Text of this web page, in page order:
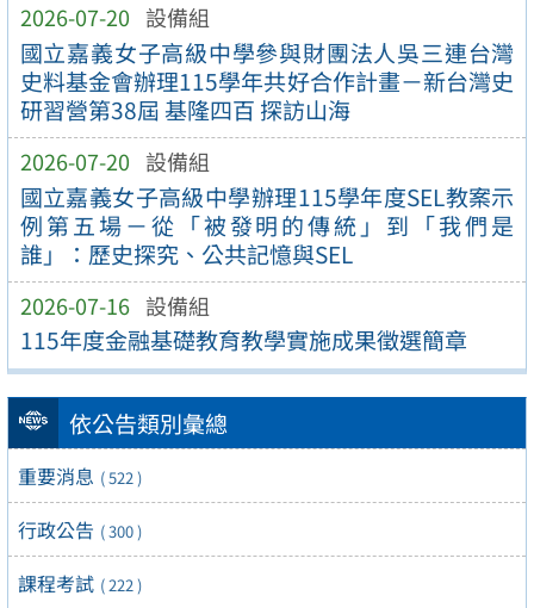
2026-07-20 設備組
國立嘉義女子高級中學參與財團法人吳三連台灣
史料基金會辦理115學年共好合作計畫－新台灣史
研習營第38屆 基隆四百 探訪山海
2026-07-20 設備組
國立嘉義女子高級中學辦理115學年度SEL教案示
例第五場－從「被發明的傳統」到「我們是
誰」：歷史探究、公共記憶與SEL
2026-07-16 設備組
115年度金融基礎教育教學實施成果徵選簡章
依公告類別彙總
重要消息 ( 522 )
行政公告 ( 300 )
課程考試 ( 222 )